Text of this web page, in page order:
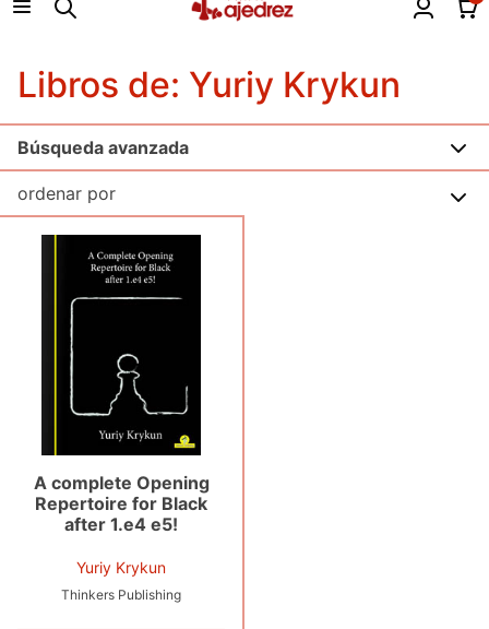
Libros de: Yuriy Krykun
Búsqueda avanzada
A complete Opening
Repertoire for Black
after 1.e4 e5!
Yuriy Krykun
Thinkers Publishing